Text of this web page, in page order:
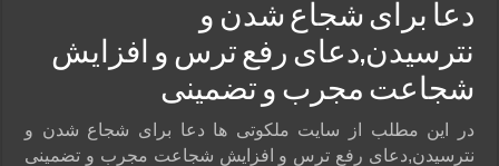
دعای جلب محبت محبوب و افزایش مهر و علاقه معشوق | متن دعا و روش خواندن
دعای ایجاد دلبستگی و محبوبیت و محبت شدید بین دو نفر تضمینی
دعای مجرب برای فروش سریع کالا و رونق فروش مغازه | متن آیات، روش انجام و
دعای ایجاد عشق و محبت آتشین در قلب معشوق | متن دعا، روش خواندن
دعا برای شجاع شدن و
نترسیدن,دعای رفع ترس و افزایش
شجاعت مجرب و تضمینی
در این مطلب از سایت ملکوتی ها دعا برای شجاع شدن و
نترسیدن,دعای رفع ترس و افزایش شجاعت مجرب و تضمینی